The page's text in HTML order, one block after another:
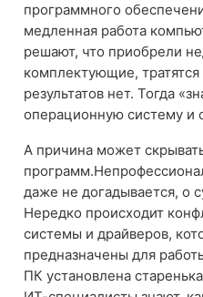
программного
медленная работа
решают, что приобрели
комплектующие,
результатов нет. Тогда
операционную систему и
А причина может
даже не догадывается, о
Нередко происходит
системы и драйверов,
предназначены для
ПК установлена